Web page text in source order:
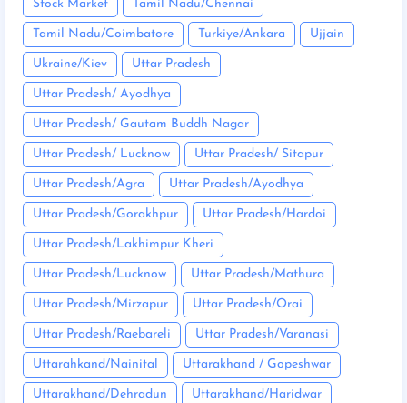
Stock Market Tamil Nadu/Chennai
Tamil Nadu/Coimbatore Turkiye/Ankara Ujjain
Ukraine/Kiev Uttar Pradesh
Uttar Pradesh/ Ayodhya
Uttar Pradesh/ Gautam Buddh Nagar
Uttar Pradesh/ Lucknow Uttar Pradesh/ Sitapur
Uttar Pradesh/Agra Uttar Pradesh/Ayodhya
Uttar Pradesh/Gorakhpur Uttar Pradesh/Hardoi
Uttar Pradesh/Lakhimpur Kheri
Uttar Pradesh/Lucknow Uttar Pradesh/Mathura
Uttar Pradesh/Mirzapur Uttar Pradesh/Orai
Uttar Pradesh/Raebareli Uttar Pradesh/Varanasi
Uttarahkand/Nainital Uttarakhand / Gopeshwar
Uttarakhand/Dehradun Uttarakhand/Haridwar